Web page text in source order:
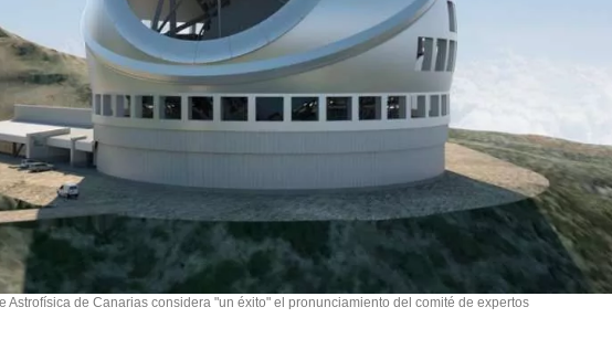
Astrofísica de Canarias considera "un éxito" el pronunciamiento del comité de expertos